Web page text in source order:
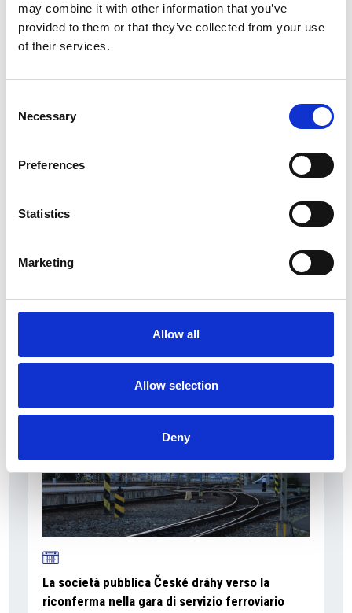
may combine it with other information that you’ve
provided to them or that they’ve collected from your use
of their services.
Selection
Necessary
Preferences
Statistics
Marketing
Allow all
Allow selection
Deny
Nel primo semestre è aumentata fortemente la
costruzione di nuove abitazioni
La Škoda avvia la produzione del suo SUV Peaq
Repubblica Ceca
La società pubblica České dráhy verso la
riconferma nella gara di servizio ferroviario